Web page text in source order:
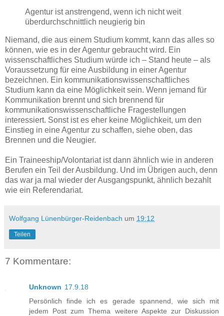
Agentur ist anstrengend, wenn ich nicht weit
überdurchschnittlich neugierig bin
Niemand, die aus einem Studium kommt, kann das alles so
können, wie es in der Agentur gebraucht wird. Ein
wissenschaftliches Studium würde ich – Stand heute – als
Voraussetzung für eine Ausbildung in einer Agentur
bezeichnen. Ein kommunikationswissenschaftliches
Studium kann da eine Möglichkeit sein. Wenn jemand für
Kommunikation brennt und sich brennend für
kommunikationswissenschaftliche Fragestellungen
interessiert. Sonst ist es eher keine Möglichkeit, um den
Einstieg in eine Agentur zu schaffen, siehe oben, das
Brennen und die Neugier.
Ein Traineeship/Volontariat ist dann ähnlich wie in anderen
Berufen ein Teil der Ausbildung. Und im Übrigen auch, denn
das war ja mal wieder der Ausgangspunkt, ähnlich bezahlt
wie ein Referendariat.
Wolfgang Lünenbürger-Reidenbach um 19:12
Teilen
7 Kommentare:
Unknown 17.9.18
Persönlich finde ich es gerade spannend, wie sich mit
jedem Post zum Thema weitere Aspekte zur Diskussion